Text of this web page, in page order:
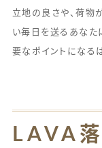
立地の良さや、荷物
い毎日を送るあなた
要なポイントになる
LAVA